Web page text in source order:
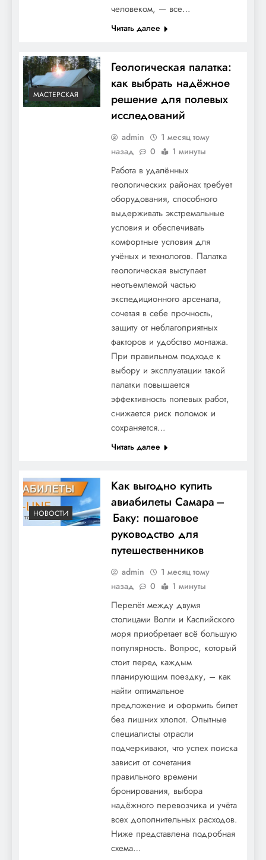
человеком, — все…
Читать далее
МАСТЕРСКАЯ
Геологическая палатка:
как выбрать надёжное
решение для полевых
исследований
admin
1 месяц тому
назад
0 1 минуты
Работа в удалённых
геологических районах требует
оборудования, способного
выдерживать экстремальные
условия и обеспечивать
комфортные условия для
учёных и технологов. Палатка
геологическая выступает
неотъемлемой частью
экспедиционного арсенала,
сочетая в себе прочность,
защиту от неблагоприятных
факторов и удобство монтажа.
При правильном подходе к
выбору и эксплуатации такой
палатки повышается
эффективность полевых работ,
снижается риск поломок и
сохраняется…
Читать далее
НОВОСТИ
Как выгодно купить
авиабилеты Самара –
Баку: пошаговое
руководство для
путешественников
admin
1 месяц тому
назад
0 1 минуты
Перелёт между двумя
столицами Волги и Каспийского
моря приобретает всё большую
популярность. Вопрос, который
стоит перед каждым
планирующим поездку, – как
найти оптимальное
предложение и оформить билет
без лишних хлопот. Опытные
специалисты отрасли
подчеркивают, что успех поиска
зависит от сочетания
правильного времени
бронирования, выбора
надёжного перевозчика и учёта
всех дополнительных расходов.
Ниже представлена подробная
схема…